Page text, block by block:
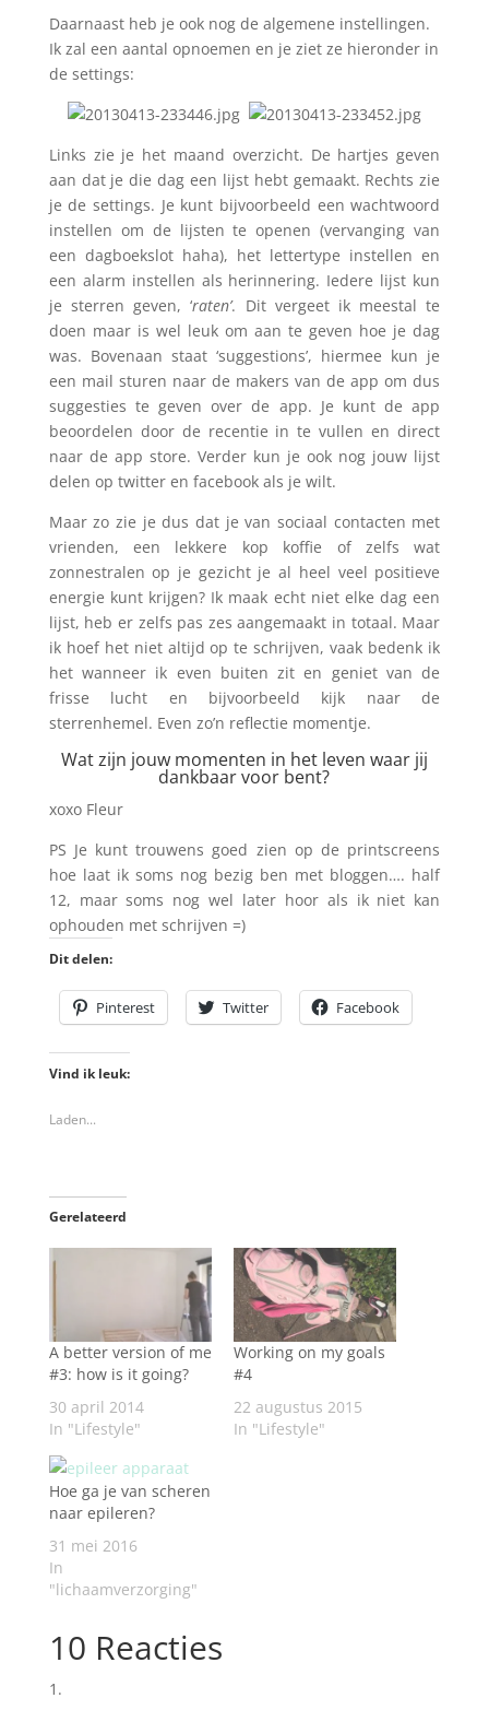
Daarnaast heb je ook nog de algemene instellingen.
Ik zal een aantal opnoemen en je ziet ze hieronder in
de settings:
Links zie je het maand overzicht. De hartjes geven
aan dat je die dag een lijst hebt gemaakt. Rechts zie
je de settings. Je kunt bijvoorbeeld een wachtwoord
instellen om de lijsten te openen (vervanging van
een dagboekslot haha), het lettertype instellen en
een alarm instellen als herinnering. Iedere lijst kun
je sterren geven, ‘raten’. Dit vergeet ik meestal te
doen maar is wel leuk om aan te geven hoe je dag
was. Bovenaan staat ‘suggestions’, hiermee kun je
een mail sturen naar de makers van de app om dus
suggesties te geven over de app. Je kunt de app
beoordelen door de recentie in te vullen en direct
naar de app store. Verder kun je ook nog jouw lijst
delen op twitter en facebook als je wilt.
Maar zo zie je dus dat je van sociaal contacten met
vrienden, een lekkere kop koffie of zelfs wat
zonnestralen op je gezicht je al heel veel positieve
energie kunt krijgen? Ik maak echt niet elke dag een
lijst, heb er zelfs pas zes aangemaakt in totaal. Maar
ik hoef het niet altijd op te schrijven, vaak bedenk ik
het wanneer ik even buiten zit en geniet van de
frisse lucht en bijvoorbeeld kijk naar de
sterrenhemel. Even zo’n reflectie momentje.
Wat zijn jouw momenten in het leven waar jij
dankbaar voor bent?
xoxo Fleur
PS Je kunt trouwens goed zien op de printscreens
hoe laat ik soms nog bezig ben met bloggen…. half
12, maar soms nog wel later hoor als ik niet kan
ophouden met schrijven =)
Dit delen:
Pinterest Twitter Facebook
Vind ik leuk:
Laden...
Gerelateerd
A better version of me
#3: how is it going?
30 april 2014
In "Lifestyle"
Working on my goals
#4
22 augustus 2015
In "Lifestyle"
Hoe ga je van scheren
naar epileren?
31 mei 2016
In
"lichaamverzorging"
10 Reacties